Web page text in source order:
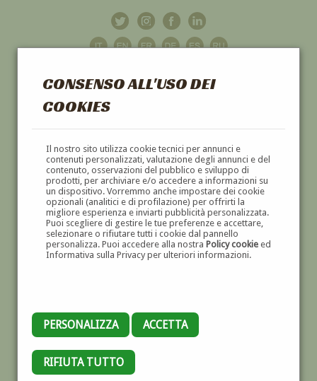
CONSENSO ALL'USO DEI
COOKIES
Il nostro sito utilizza cookie tecnici per annunci e
contenuti personalizzati, valutazione degli annunci e del
contenuto, osservazioni del pubblico e sviluppo di
prodotti, per archiviare e/o accedere a informazioni su
un dispositivo. Vorremmo anche impostare dei cookie
opzionali (analitici e di profilazione) per offrirti la
migliore esperienza e inviarti pubblicità personalizzata.
Puoi scegliere di gestire le tue preferenze e accettare,
selezionare o rifiutare tutti i cookie dal pannello
personalizza. Puoi accedere alla nostra Policy cookieed
Informativa sulla Privacy per ulteriori informazioni.
PERSONALIZZA ACCETTA
RIFIUTA TUTTO
GALLERIAD'ARTE
DIPINTI E SCULTURE '800 E '900